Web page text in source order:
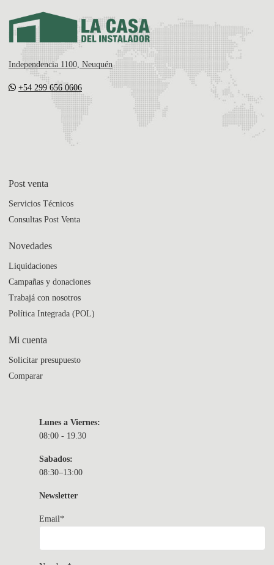
Independencia 1100, Neuquén
+54 299 656 0606
Post venta
Servicios Técnicos
Consultas Post Venta
Novedades
Liquidaciones
Campañas y donaciones
Trabajá con nosotros
Política Integrada (POL)
Mi cuenta
Solicitar presupuesto
Comparar
Lunes a Viernes:
08:00 - 19.30
Sabados:
08:30–13:00
Newsletter
Email*